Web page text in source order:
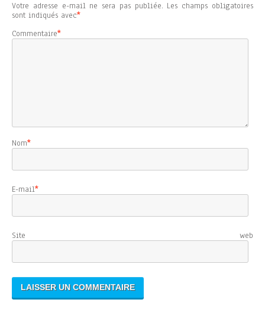
Votre adresse e-mail ne sera pas publiée. Les champs obligatoires
sont indiqués avec*
Commentaire*
Nom*
E-mail*
Site web